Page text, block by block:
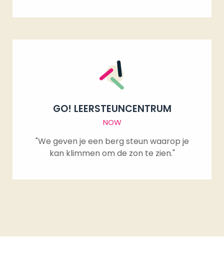
GO! LEERSTEUNCENTRUM
NOW
"We geven je een berg steun waarop je
kan klimmen om de zon te zien."